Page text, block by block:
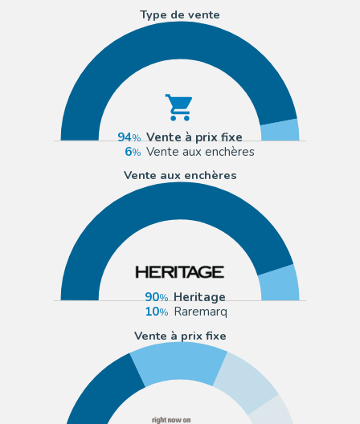
Type de vente
94
Vente à prix fixe
6
Vente aux enchères
Vente aux enchères
90
Heritage
10
Raremarq
Vente à prix fixe